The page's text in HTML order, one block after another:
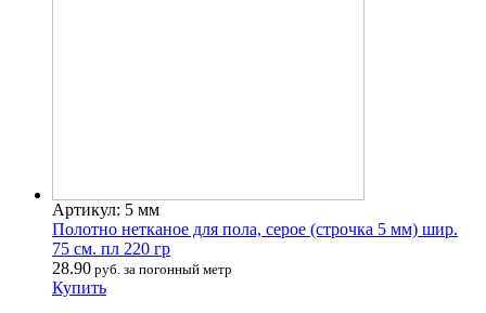
Артикул: 5 мм
Полотно нетканое для пола, серое (строчка 5 мм) шир.
75 см. пл 220 гр
28.90 руб. за погонный метр
Купить